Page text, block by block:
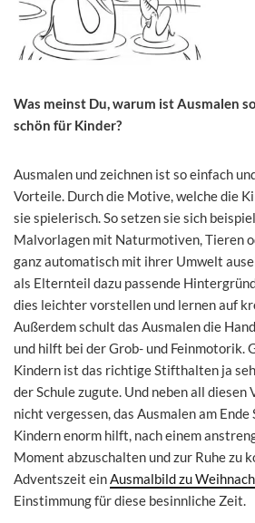
Was meinst Du, warum ist Ausmalen
schön für Kinder?
Ausmalen und zeichnen ist so einfach
Vorteile. Durch die Motive, welche die
sie spielerisch. So setzen sie sich
Malvorlagen mit Naturmotiven, Tieren
ganz automatisch mit ihrer Umwelt
als Elternteil dazu passende
dies leichter vorstellen und lernen auf
Außerdem schult das Ausmalen die
und hilft bei der Grob- und Feinmotorik.
Kindern ist das richtige Stifthalten ja
der Schule zugute. Und neben all diesen
nicht vergessen, das Ausmalen am Ende
Kindern enorm hilft, nach einem
Moment abzuschalten und zur Ruhe zu
Adventszeit einAusmalbild zu
Einstimmung für diese besinnliche Zeit.